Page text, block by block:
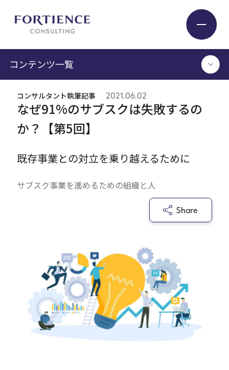
Service
Insight
Expert
Careers
News
Contact
コンテンツ一覧
TOP
コンサルタント執筆記事
セミナー / イベント
調査 / レポート
書籍
なぜ91%のサブスクは失敗するの
か？【第5回】
既存事業との対立を乗り越えるために
サブスク事業を進めるための組織と人
コンサルタント執筆記事 2021.06.02
Share